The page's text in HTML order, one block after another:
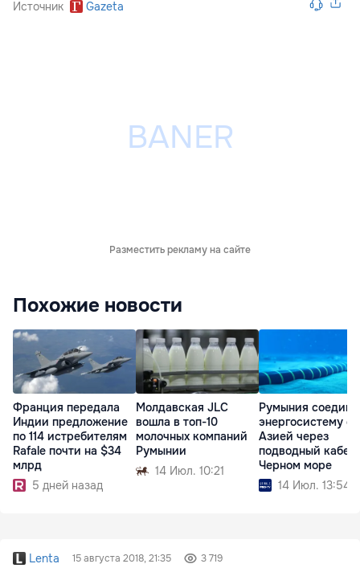
Источник Gazeta
Разместить рекламу на сайте
Похожие новости
Франция передала
Индии предложение
по 114 истребителям
Rafale почти на $34
млрд
5 дней назад
Молдавская JLC
вошла в топ-10
молочных компаний
Румынии
14 Июл. 10:21
Румыния
энергосистему с
Азией через
подводный
Черном море
14 Июл. 13:54
Lenta 15 августа 2018, 21:35 3 719